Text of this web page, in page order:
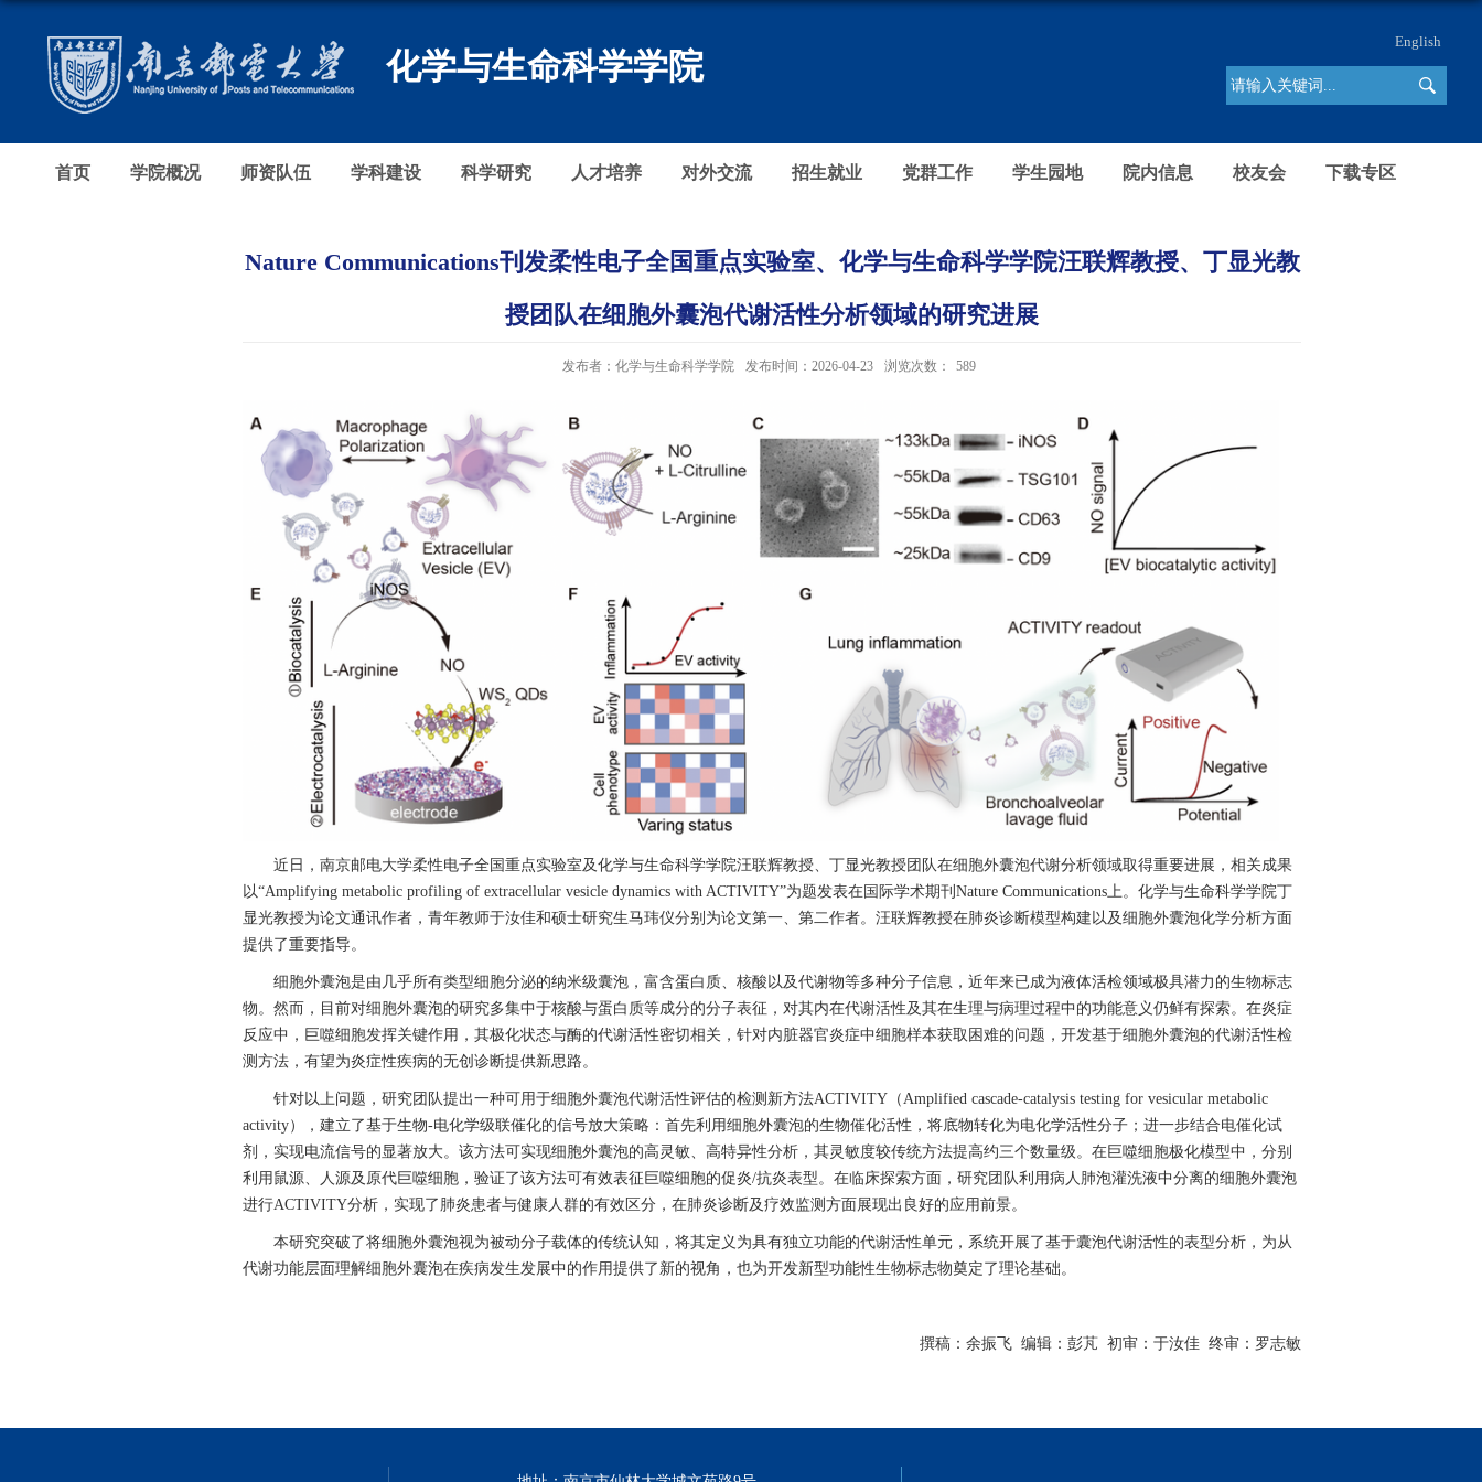
化学与生命科学学院
English
首页 学院概况 师资队伍 学科建设 科学研究 人才培养 对外交流 招生就业 党群工作 学生园地 院内信息 校友会 下载专区
Nature Communications刊发柔性电子全国重点实验室、化学与生命科学学院汪联辉教授、丁显光教
授团队在细胞外囊泡代谢活性分析领域的研究进展
发布者：化学与生命科学学院 发布时间：2026-04-23 浏览次数： 589
近日，南京邮电大学柔性电子全国重点实验室及化学与生命科学学院汪联辉教授、丁显光教授团队在细胞外囊泡代谢分析领域取得重要进展，相关成果
以“Amplifying metabolic profiling of extracellular vesicle dynamics with ACTIVITY”为题发表在国际学术期刊 Nature Communications上。化学与生命科学学院丁
显光教授为论文通讯作者，青年教师于汝佳和硕士研究生马玮仪分别为论文第一、第二作者。汪联辉教授在肺炎诊断模型构建以及细胞外囊泡化学分析方面
提供了重要指导。
细胞外囊泡是由几乎所有类型细胞分泌的纳米级囊泡，富含蛋白质、核酸以及代谢物等多种分子信息，近年来已成为液体活检领域极具潜力的生物标志
物。然而，目前对细胞外囊泡的研究多集中于核酸与蛋白质等成分的分子表征，对其内在代谢活性及其在生理与病理过程中的功能意义仍鲜有探索。在炎症
反应中，巨噬细胞发挥关键作用，其极化状态与酶的代谢活性密切相关，针对内脏器官炎症中细胞样本获取困难的问题，开发基于细胞外囊泡的代谢活性检
测方法，有望为炎症性疾病的无创诊断提供新思路。
针对以上问题，研究团队提出一种可用于细胞外囊泡代谢活性评估的检测 新方法ACTIVITY （Amplified cascade-catalysis testing for vesicular metabolic
activity），建立了基于生物-电化学级联催化的信号放大策略：首先利用细胞外囊泡的生物催化活性，将底物转化为电化学活性分子；进一步结合电催化试
剂，实现电流信号的显著放大。 该方法可实现细胞外囊泡的高灵敏、 高特异性分析，其灵敏度较传统方法提高约三个数量级。在巨噬细胞极化模型中，分别
利用鼠源、人源及原代巨噬细胞，验证了该方法可有效表征巨噬细胞的促炎/抗炎表型。 在临床探索方面 ， 研究团队利用病人 肺泡灌洗液中分离的细胞外囊泡
进行ACTIVITY分析，实现了肺炎患者与健康人群的有效区分， 在肺炎诊断及疗效监测方面展现出良好的应用前景。
本研究突破了将细胞外囊泡视为被动分子载体的传统认知，将其定义为具有独立功能的代谢活性单元，系统开展了基于囊泡代谢活性的表型分析 ， 为从
代谢功能层面理解细胞外囊泡在疾病发生发展中的作用提供了新的视角，也为开发新型功能性生物标志物奠定了理论基础。
撰稿：余振飞 编辑：彭芃 初审：于汝佳 终审：罗志敏